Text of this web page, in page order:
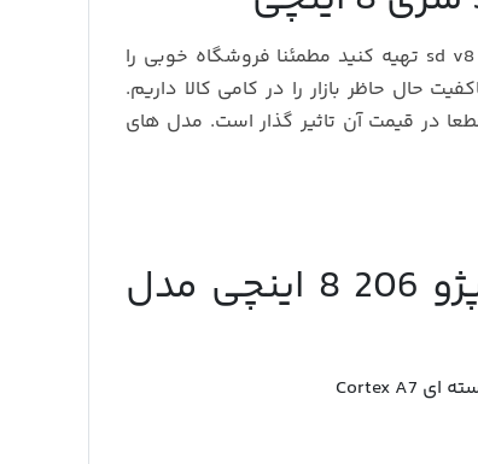
برای پژو 206 sd v8 تهیه کنید مطمئنا فروشگاه خوبی را
حال حاظر بازار را در کامی کالا داریم.
در قیمت آن تاثیر گذار است. مدل های
مشخصات مانیتور اندروید پژو 206 8 اینچی مدل